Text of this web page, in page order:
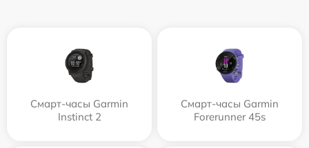
Смарт-часы Garmin
Instinct 2
Смарт-часы Garmin
Forerunner 45s